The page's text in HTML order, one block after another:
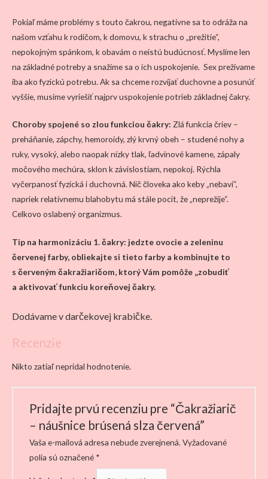
Pokiaľ máme problémy s touto čakrou, negatívne sa to odráža na
našom vzťahu k rodičom, k domovu, k strachu o „prežitie“,
nepokojným spánkom, k obavám o neistú budúcnosť. Myslíme len
na základné potreby a snažíme sa o ich uspokojenie. Sex prežívame
iba ako fyzickú potrebu. Ak sa chceme rozvíjať duchovne a posunúť
vyššie, musíme vyriešiť najprv uspokojenie potrieb základnej čakry.
Choroby spojené so zlou funkciou čakry: Zlá funkcia čriev –
preháňanie, zápchy, hemoroidy, zlý krvný obeh – studené nohy a
ruky, vysoký, alebo naopak nízky tlak, ľadvinové kamene, zápaly
močového mechúra, sklon k závislostiam, nepokoj. Rýchla
vyčerpanosť fyzická i duchovná. Nič človeka ako keby „nebaví“,
napriek relatívnemu blahobytu má stále pocit, že „neprežije“.
Celkovo oslabený organizmus.
Tip na harmonizáciu 1. čakry: jedzte ovocie a zeleninu
červenej farby, obliekajte si tieto farby a kombinujte to
s červeným čakražiaričom, ktorý Vám pomôže „zobudiť
a aktivovať funkciu koreňovej čakry.
Dodávame v darčekovej krabičke.
Recenzie
Nikto zatiaľ nepridal hodnotenie.
Pridajte prvú recenziu pre “Čakražiarič
– náušnice brúsená slza červená”
Vaša e-mailová adresa nebude zverejnená. Vyžadované
polia sú označené *